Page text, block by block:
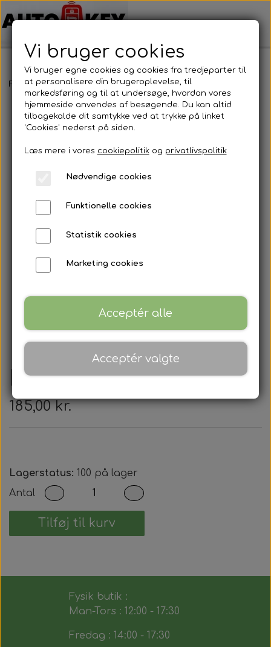
Forside Bilnøgler Honda Nøglehus Honda - Nøglehus
Honda - Nøglehus
185,00 kr.
Lagerstatus: 100 på lager
Antal
Tilføj til kurv
Fysik butik :
Man-Tors : 12:00 - 17:30
Fredag : 14:00 - 17:30
Vi bruger cookies
Vi bruger egne cookies og cookies fra tredjeparter til
at personalisere din brugeroplevelse, til
markedsføring og til at undersøge, hvordan vores
hjemmeside anvendes af besøgende. Du kan altid
tilbagekalde dit samtykke ved at trykke på linket
'Cookies' nederst på siden.
Læs mere i vores cookiepolitikog privatlivspolitik
Nødvendige cookies
Funktionelle cookies
Statistik cookies
Marketing cookies
Acceptér alle
Acceptér valgte